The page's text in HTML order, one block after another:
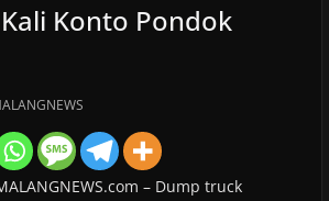
Konto Pondok
– Dump truck